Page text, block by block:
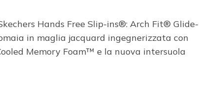
Hands Free Slip-ins®: Arch Fit® Glide-
in maglia jacquard ingegnerizzata con
Memory Foam™ e la nuova intersuola